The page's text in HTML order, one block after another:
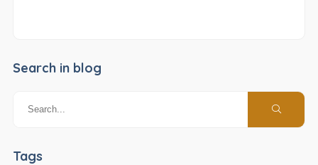
Search in blog
Tags